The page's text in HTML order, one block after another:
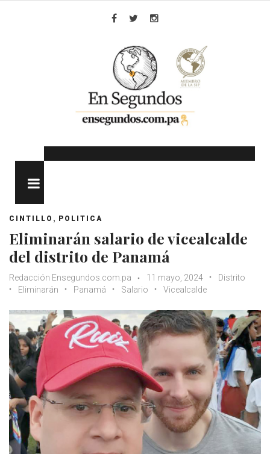
CINTILLO , POLITICA
Eliminarán salario de vicealcalde
del distrito de Panamá
Redacción Ensegundos.com.pa 11 mayo, 2024
Distrito
Eliminarán
Panamá Salario Vicealcalde